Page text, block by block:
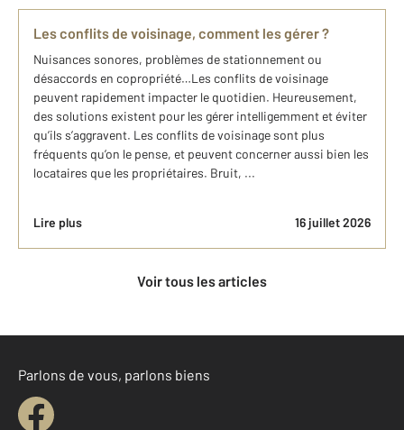
Les conflits de voisinage, comment les gérer ?
Nuisances sonores, problèmes de stationnement ou
désaccords en copropriété…Les conflits de voisinage
peuvent rapidement impacter le quotidien. Heureusement,
des solutions existent pour les gérer intelligemment et éviter
qu’ils s’aggravent. Les conflits de voisinage sont plus
fréquents qu’on le pense, et peuvent concerner aussi bien les
locataires que les propriétaires. Bruit, ...
Lire plus 16 juillet 2026
Voir tous les articles
Parlons de vous, parlons biens